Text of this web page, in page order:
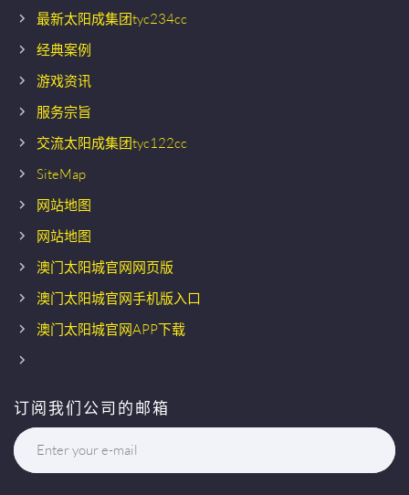
最新太阳成集团tyc234cc
经典案例
游戏资讯
服务宗旨
交流太阳成集团tyc122cc
SiteMap
网站地图
网站地图
澳门太阳城官网网页版
澳门太阳城官网手机版入口
澳门太阳城官网APP下载
订阅我们公司的邮箱
Enter your e-mail